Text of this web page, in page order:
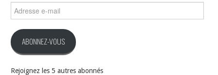
e-
ABONNEZ-VOUS
Rejoignez les 5 autres abonnés